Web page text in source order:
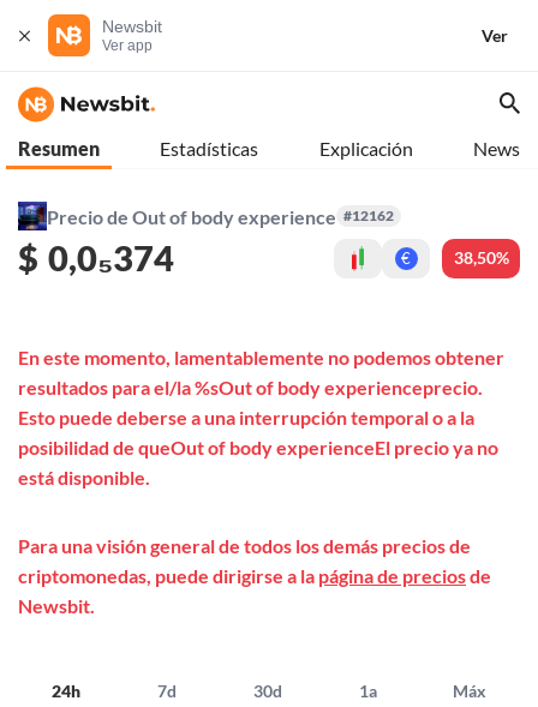
Newsbit
Ver app
Ver
Resumen Estadísticas Explicación News
Precio de Out of body experience #12162
$ 0,0₅374 € 38,50%
24h 7d 30d 1a Máx
En este momento, lamentablemente no podemos obtener
resultados para el/la %sOut of body experienceprecio.
Esto puede deberse a una interrupción temporal o a la
posibilidad de queOut of body experienceEl precio ya no
está disponible.
Para una visión general de todos los demás precios de
criptomonedas, puede dirigirse a la página de preciosde
Newsbit.